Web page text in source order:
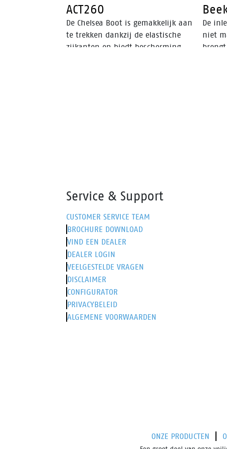
ACT260
De Chelsea Boot is gemakkelijk aan
te trekken dankzij de elastische
zijkanten en biedt bescherming
De
niet
Service & Support
CUSTOMER SERVICE TEAM
BROCHURE DOWNLOAD
VIND EEN DEALER
DEALER LOGIN
VEELGESTELDE VRAGEN
DISCLAIMER
CONFIGURATOR
PRIVACYBELEID
ALGEMENE VOORWAARDEN
ONZE PRODUCTEN